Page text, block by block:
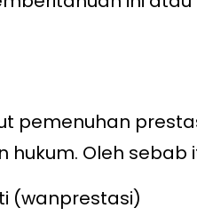
pemenuhan
Oleh sebab
(wanprestasi)